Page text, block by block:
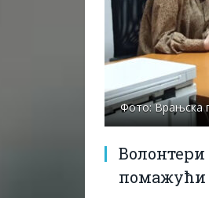
Фото: Врањска
помажући